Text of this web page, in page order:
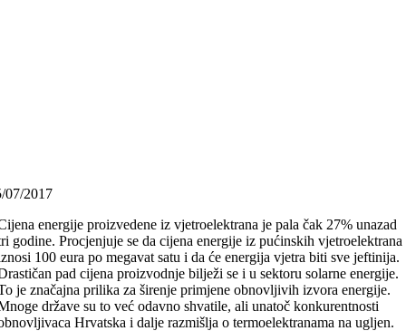
07/2017
energije proizvedene iz vjetroelektrana je pala čak 27% unazad
godine. Procjenjuje se da cijena energije iz pućinskih vjetroelektrana
100 eura po megavat satu i da će energija vjetra biti sve jeftinija.
pad cijena proizvodnje bilježi se i u sektoru solarne energije.
je značajna prilika za širenje primjene obnovljivih izvora energije.
države su to već odavno shvatile, ali unatoč konkurentnosti
Hrvatska i dalje razmišlja o termoelektranama na ugljen.